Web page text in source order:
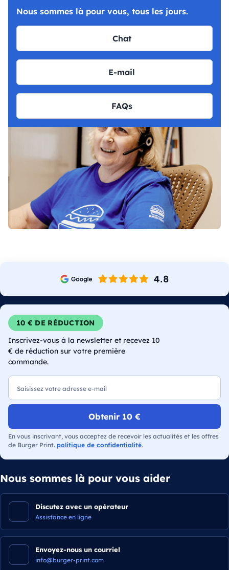
Nous sommes là pour vous, tous les jours.
Chat
E-mail
FAQs
10 € DE RÉDUCTION
Inscrivez-vous à la newsletter et recevez 10
€ de réduction sur votre première
commande.
E-mail
Obtenir 10 €
En vous inscrivant, vous acceptez de recevoir les actualités et les offres
de Burger Print. politique de confidentialité.
Nous sommes là pour vous aider
Discutez avec un opérateur
Assistance en ligne
Envoyez-nous un courriel
info@burger-print.com